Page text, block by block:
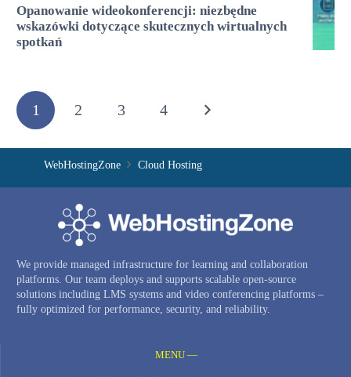
Opanowanie wideokonferencji: niezbędne
wskazówki dotyczące skutecznych wirtualnych
spotkań
1 2 3 4
WebHostingZone Cloud Hosting
We provide managed infrastructure for learning and collaboration
platforms. Our team deploys and supports scalable open-source
solutions including LMS systems and video conferencing platforms –
fully optimized for performance, security, and reliability.
MENU —